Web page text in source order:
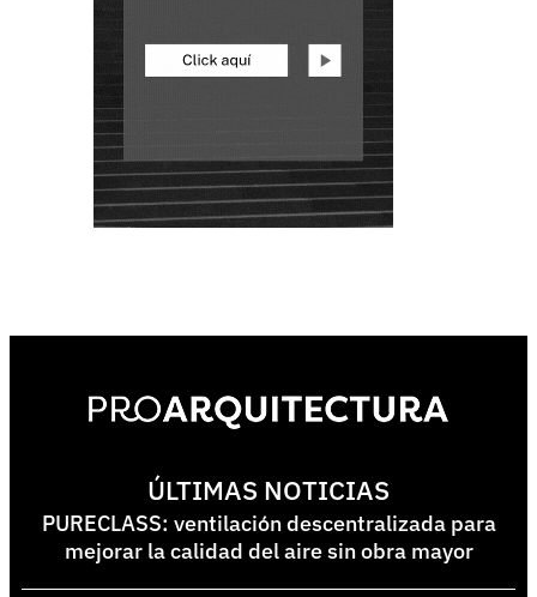
ÚLTIMAS NOTICIAS
PURECLASS: ventilación descentralizada para
mejorar la calidad del aire sin obra mayor